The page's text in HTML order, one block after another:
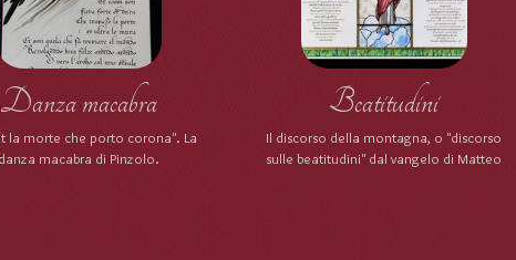
Danza macabra
la morte che porto corona". La
danza macabra di Pinzolo.
Beatitudini
Il discorso della montagna, o "discorso
sulle beatitudini" dal vangelo di Matteo